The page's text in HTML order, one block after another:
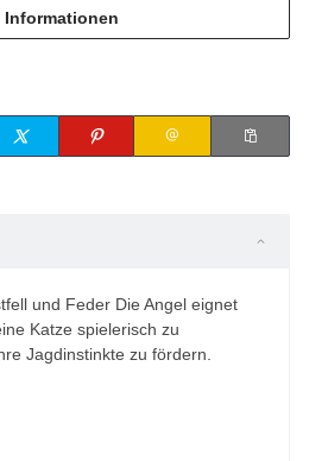
Informationen
und Feder Die Angel eignet
Katze spielerisch zu
Jagdinstinkte zu fördern.